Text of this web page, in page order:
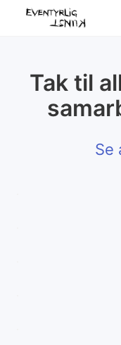
Tak til
Se